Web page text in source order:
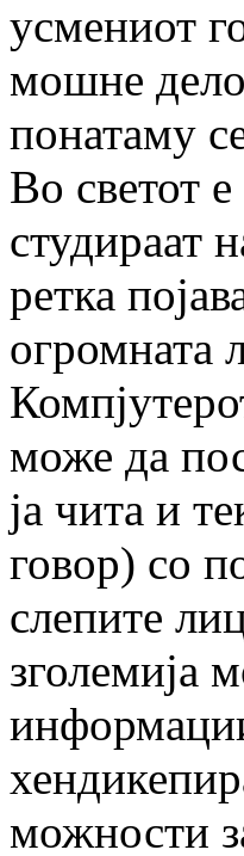
усмениот
мошне
понатаму
Во светот
студираат
ретка
огромната
може да
ја чита и
говор) со
слепите
зголемија
можности